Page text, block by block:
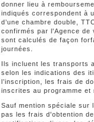
donner lieu à
indiqués correspondent à
d’une chambre double,
confirmés par l'Agence de
sont calculés de façon
journées.
Ils incluent les transports
selon les indications des
l’inscription, les frais de
inscrites au programme et
Sauf mention spéciale sur
pas les frais d'obtention